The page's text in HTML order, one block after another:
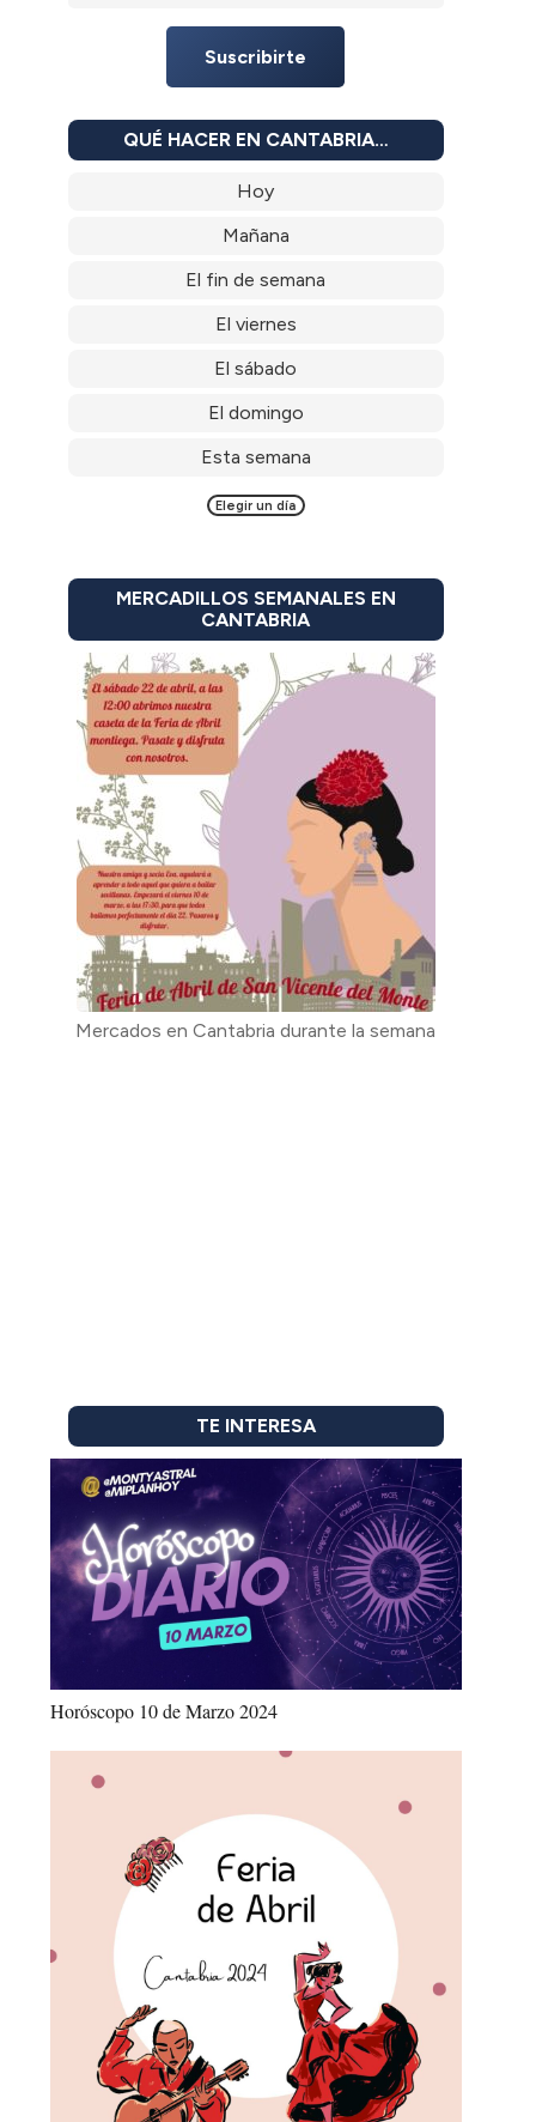
Suscribirte
QUÉ HACER EN CANTABRIA…
Hoy
Mañana
El fin de semana
El viernes
El sábado
El domingo
Esta semana
Elegir un día
MERCADILLOS SEMANALES EN
CANTABRIA
Mercados en Cantabria durante la semana
TE INTERESA
Horóscopo 10 de Marzo 2024